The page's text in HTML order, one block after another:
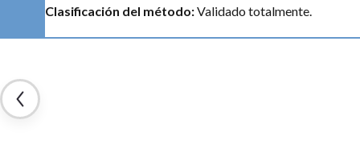
Clasificación del método:Validado totalmente.